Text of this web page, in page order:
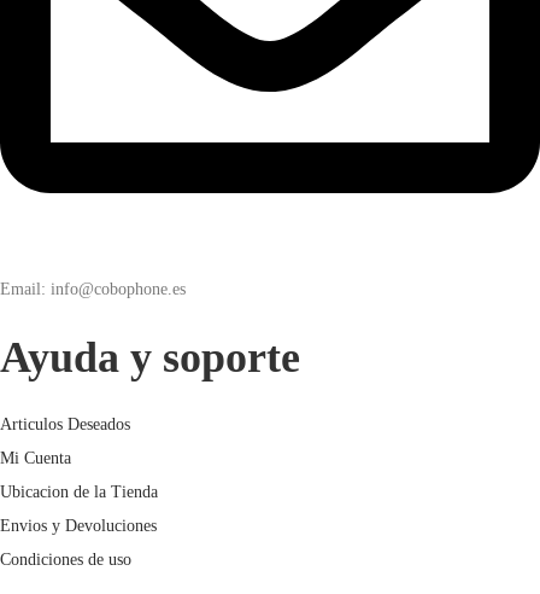
Email: info@cobophone.es
Ayuda y soporte
Articulos Deseados
Mi Cuenta
Ubicacion de la Tienda
Envios y Devoluciones
Condiciones de uso